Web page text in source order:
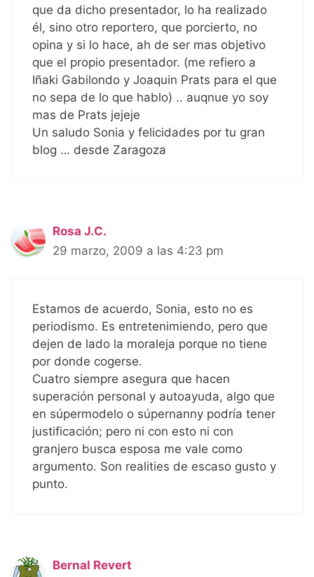
que da dicho presentador, lo ha realizado
él, sino otro reportero, que porcierto, no
opina y si lo hace, ah de ser mas objetivo
que el propio presentador. (me refiero a
Iñaki Gabilondo y Joaquin Prats para el que
no sepa de lo que hablo) .. auqnue yo soy
mas de Prats jejeje
Un saludo Sonia y felicidades por tu gran
blog … desde Zaragoza
Rosa J.C.
29 marzo, 2009 a las 4:23 pm
Estamos de acuerdo, Sonia, esto no es
periodismo. Es entretenimiendo, pero que
dejen de lado la moraleja porque no tiene
por donde cogerse.
Cuatro siempre asegura que hacen
superación personal y autoayuda, algo que
en súpermodelo o súpernanny podría tener
justificación; pero ni con esto ni con
granjero busca esposa me vale como
argumento. Son realities de escaso gusto y
punto.
Bernal Revert